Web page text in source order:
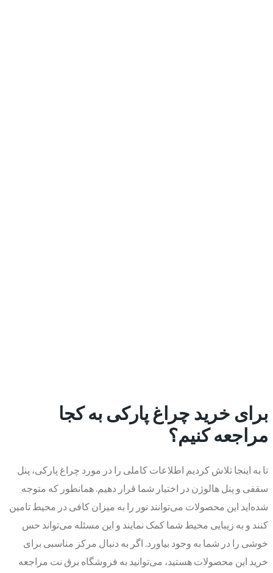
برای خرید چراغ پارکی به کجا
مراجعه کنیم؟
تا به اینجا تلاش کردیم اطلاعات کاملی را در مورد چراغ پارکی، پنل
سقفی و پنل هالوژن در اختیار شما قرار دهیم. همانطور که متوجه
شده‌اید این محصولات می‌توانند نور را به میزان کافی در محیط تامین
کنند و به زیبایی محیط شما کمک نمایند و این مسئله می‌تواند حس
خوشی را در شما به وجود بیاورد. اگر به دنبال مرکز مناسبی برای
خرید این محصولات هستید، می‌توانید به فروشگاه برق نت مراجعه